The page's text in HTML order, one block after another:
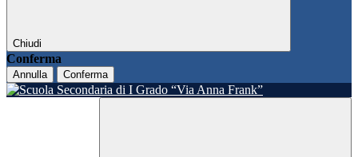
Chiudi
Conferma
Annulla Conferma